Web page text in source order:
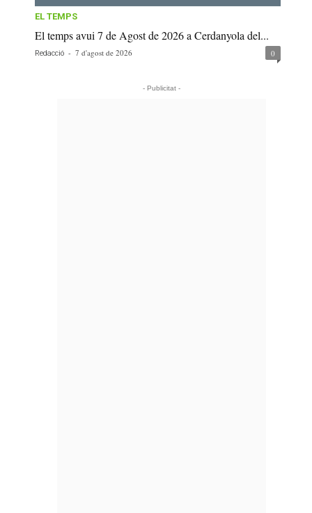
EL TEMPS
El temps avui 7 de Agost de 2026 a Cerdanyola del...
Redacció - 7 d'agost de 2026 0
- Publicitat -